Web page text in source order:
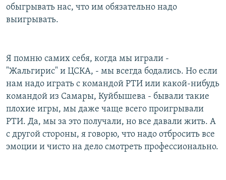
обыгрывать нас, что им обязательно надо
выигрывать.
Я помню самих себя, когда мы играли -
"Жальгирис" и ЦСКА, - мы всегда бодались. Но если
нам надо играть с командой РТИ или какой-нибудь
командой из Самары, Куйбышева - бывали такие
плохие игры, мы даже чаще всего проигрывали
РТИ. Да, мы за это получали, но все давали жить. А
с другой стороны, я говорю, что надо отбросить все
эмоции и чисто на дело смотреть профессионально.